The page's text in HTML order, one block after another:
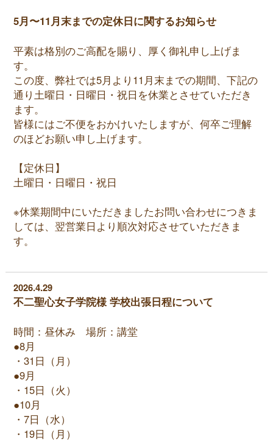
5月〜11月末までの定休日に関するお知らせ
平素は格別のご高配を賜り、厚く御礼申し上げま
す。
この度、弊社では5月より11月末までの期間、下記の
通り土曜日・日曜日・祝日を休業とさせていただき
ます。
皆様にはご不便をおかけいたしますが、何卒ご理解
のほどお願い申し上げます。
【定休日】
土曜日・日曜日・祝日
※休業期間中にいただきましたお問い合わせにつきま
しては、翌営業日より順次対応させていただきま
す。
2026.4.29
不二聖心女子学院様 学校出張日程について
時間：昼休み 場所：講堂
●8月
・31日（月）
●9月
・15日（火）
●10月
・7日（水）
・19日（月）